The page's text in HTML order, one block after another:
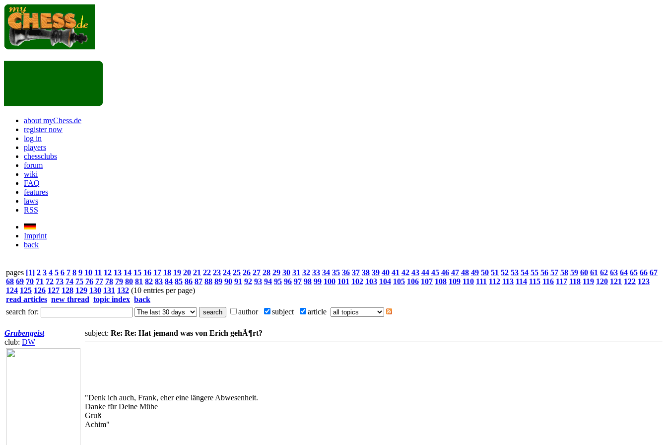
about myChess.de
register now
log in
players
chessclubs
forum
wiki
FAQ
features
laws
RSS
Imprint
back
pages [1] 2 3 4 5 6 7 8 9 10 11 12 13 14 15 16 17 18 19 20 21 22 23 24 25 26 27 28 29 30 31 32 33 34 35 36 37 38 39 40 41 42 43 44 45 46 47 48 49 50 51 52 53 54 55 56 57 58 59 60 61 62 63 64 65 66 67
68 69 70 71 72 73 74 75 76 77 78 79 80 81 82 83 84 85 86 87 88 89 90 91 92 93 94 95 96 97 98 99 100 101 102 103 104 105 106 107 108 109 110 111 112 113 114 115 116 117 118 119 120 121 122 123
124 125 126 127 128 129 130 131 132 (10 entries per page)
read articles new thread topic index back
search for:
author subject article
Grubengeist
club: DW
subject: Re: Re: Hat jemand was von Erich gehÃ¶rt?
"Denk ich auch, Frank, eher eine längere Abwesenheit.
Danke für Deine Mühe
Gruß
Achim"